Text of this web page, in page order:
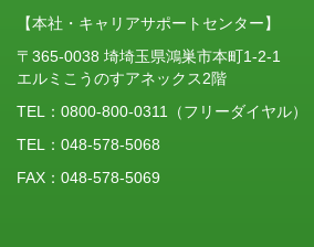
【本社・キャリアサポートセンター】
〒365-0038 埼埼玉県鴻巣市本町1-2-1
エルミこうのすアネックス2階
TEL： 0800-800-0311
（フリーダイヤル）
TEL：048-578-5068
FAX：048-578-5069